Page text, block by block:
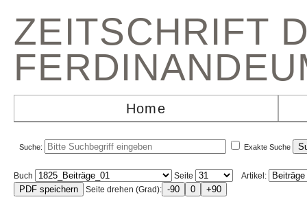
ZEITSCHRIFT
Home
Suche: Exakte Suche
Buch Seite
Artikel:
Seite drehen (Grad):